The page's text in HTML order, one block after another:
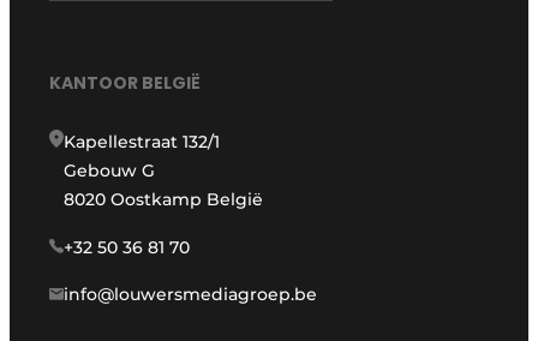
KANTOOR BELGIË
Kapellestraat 132/1
Gebouw G
8020 Oostkamp België
+32 50 36 81 70
info@louwersmediagroep.be